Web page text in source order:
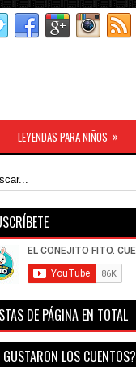
LEYENDAS PARA NIÑOS »
DE PÁGINA EN TOTAL
GUSTARON LOS CUENTOS?